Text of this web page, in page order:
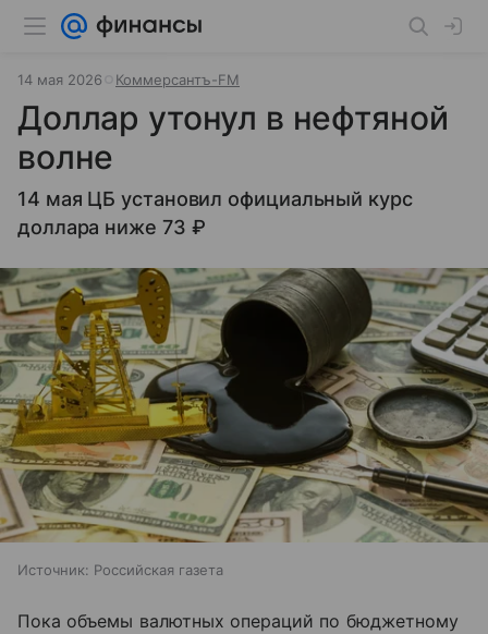
14 мая 2026 Коммерсантъ-FM
Доллар утонул в нефтяной
волне
14 мая ЦБ установил официальный курс
доллара ниже 73 ₽
Источник: Российская газета
Пока объемы валютных операций по бюджетному